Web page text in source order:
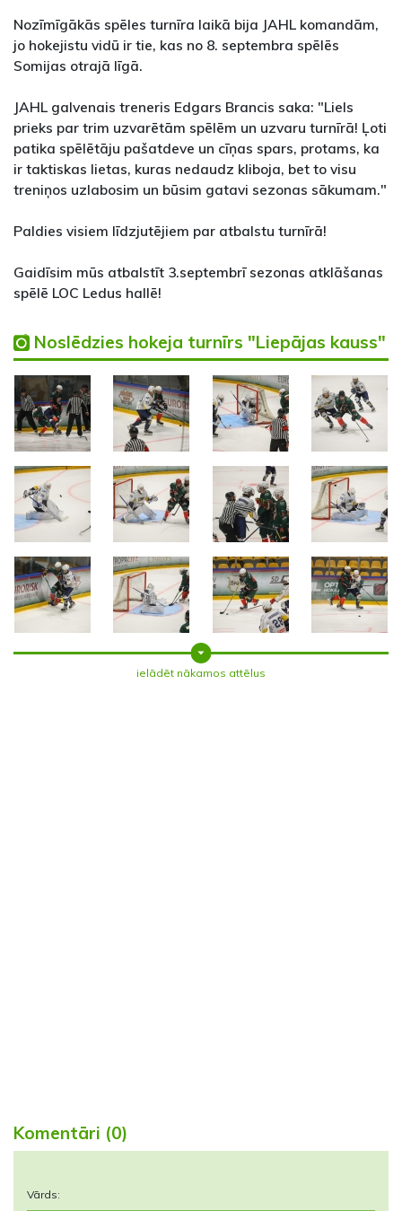
Nozīmīgākās spēles turnīra laikā bija JAHL komandām,
jo hokejistu vidū ir tie, kas no 8. septembra spēlēs
Somijas otrajā līgā.
JAHL galvenais treneris Edgars Brancis saka: "Liels
prieks par trim uzvarētām spēlēm un uzvaru turnīrā! Ļoti
patika spēlētāju pašatdeve un cīņas spars, protams, ka
ir taktiskas lietas, kuras nedaudz kliboja, bet to visu
treniņos uzlabosim un būsim gatavi sezonas sākumam."
Paldies visiem līdzjutējiem par atbalstu turnīrā!
Gaidīsim mūs atbalstīt 3.septembrī sezonas atklāšanas
spēlē LOC Ledus hallē!
Noslēdzies hokeja turnīrs "Liepājas kauss"
ielādēt nākamos attēlus
Komentāri (0)
Vārds: